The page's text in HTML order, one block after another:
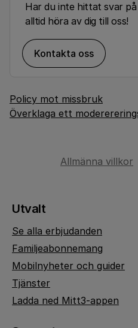
Har du inte hittat svar
alltid höra av dig till oss!
Kontakta oss
Policy mot missbruk
Överklaga ett
Allmänna villkor
Utvalt
Se alla erbjudanden
Familjeabonnemang
Mobilnyheter och guider
Tjänster
Ladda ned Mitt3-appen